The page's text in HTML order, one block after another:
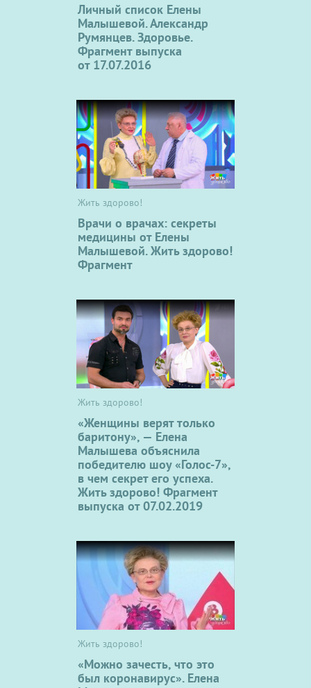
Личный список Елены
Малышевой. Александр
Румянцев. Здоровье.
Фрагмент выпуска
от 17.07.2016
Жить здорово!
Врачи о врачах: секреты
медицины от Елены
Малышевой. Жить здорово!
Фрагмент
Жить здорово!
«Женщины верят только
баритону», — Елена
Малышева объяснила
победителю шоу «Голос-7»,
в чем секрет его успеха.
Жить здорово! Фрагмент
выпуска от 07.02.2019
Жить здорово!
«Можно зачесть, что это
был коронавирус». Елена